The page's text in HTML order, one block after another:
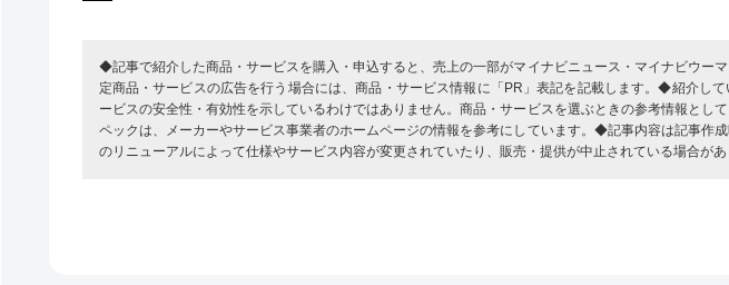
◆記事で紹介した商品・サービスを購入・申込すると、売上の一部がマイナビニュース・マイナビウー
定商品・サービスの広告を行う場合には、商品・サービス情報に「PR」表記を記載します。◆紹介し
ービスの安全性・有効性を示しているわけではありません。商品・サービスを選ぶときの参考情報とし
ペックは、メーカーやサービス事業者のホームページの情報を参考にしています。◆記事内容は記事作
のリニューアルによって仕様やサービス内容が変更されていたり、販売・提供が中止されている場合があ